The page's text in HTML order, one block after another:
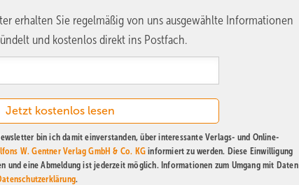
erhalten Sie regelmäßig von uns ausgewählte Informationen
und kostenlos direkt ins Postfach.
bin ich damit einverstanden, über interessante Verlags- und Online-
W. Gentner Verlag GmbH & Co. KG informiert zu werden. Diese Einwilligung
und eine Abmeldung ist jederzeit möglich. Informationen zum Umgang mit Daten
.